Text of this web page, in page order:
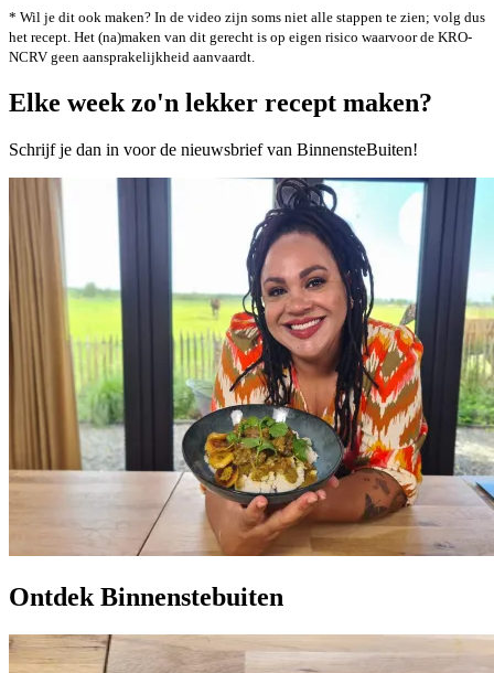
* Wil je dit ook maken? In de video zijn soms niet alle stappen te zien; volg dus
het recept. Het (na)maken van dit gerecht is op eigen risico waarvoor de KRO-
NCRV geen aansprakelijkheid aanvaardt.
Elke week zo'n lekker recept maken?
Schrijf je dan in voor de nieuwsbrief van BinnensteBuiten!
Ontdek Binnenstebuiten